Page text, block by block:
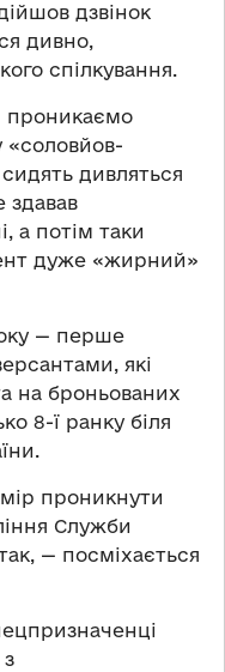
дзвінок
дивно,
спілкування.
«соловйов-
дивляться
здавав
а потім таки
дуже «жирний»
— перше
які
на броньованих
8-ї ранку біля
проникнути
Служби
— посміхається